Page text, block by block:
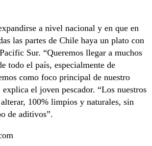
a nivel nacional y en que en
las partes de Chile haya un plato con
Sur. “Queremos llegar a muchos
todo el país, especialmente de
como foco principal de nuestro
el joven pescador. “Los nuestros
100% limpios y naturales, sin
de aditivos”.